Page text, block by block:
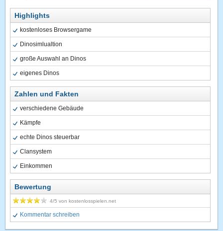
Highlights
kostenloses Browsergame
Dinosimlualtion
große Auswahl an Dinos
eigenes Dinos
Zahlen und Fakten
verschiedene Gebäude
Kämpfe
echte Dinos steuerbar
Clansystem
Einkommen
Bewertung
4/5 vonkostenlosspielen.net
Kommentar schreiben